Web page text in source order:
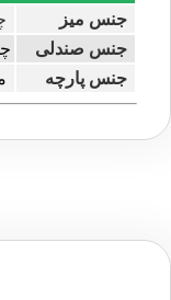
جنس میز
جنس صندلی
جنس پارچه